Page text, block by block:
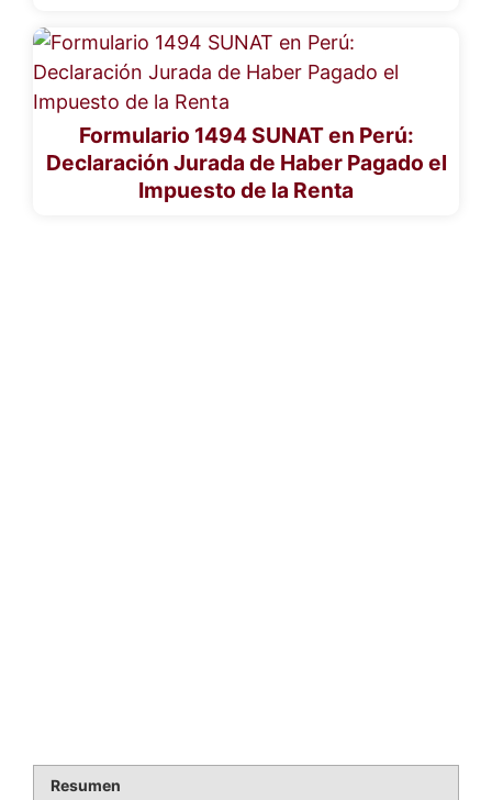
Formulario 1494 SUNAT en Perú:
Declaración Jurada de Haber Pagado el
Impuesto de la Renta
Resumen